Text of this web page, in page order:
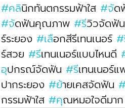
#คลินิกทันตกรรมฟ้าใส #จด
#จัดฟันคุณภาพ #รีวิวจัดฟัน
ร์ระยอง #เลือกสีรีเทนเนอร์
ร์สวย #รีเทนเนอร์แบบไหนดี
อุปกรณ์จัดฟัน #รเทนเนอร์
ปากระยอง #ย้ายเคสจัดฟัน
กรรมฟ้าใส #คุณหมอใจดีมาก